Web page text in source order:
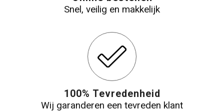
Snel, veilig en makkelijk
100% Tevredenheid
Wij garanderen een tevreden klant